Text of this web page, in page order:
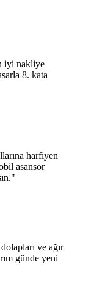
iyi nakliye
8. kata
harfiyen
asansör
"
ve ağır
günde yeni